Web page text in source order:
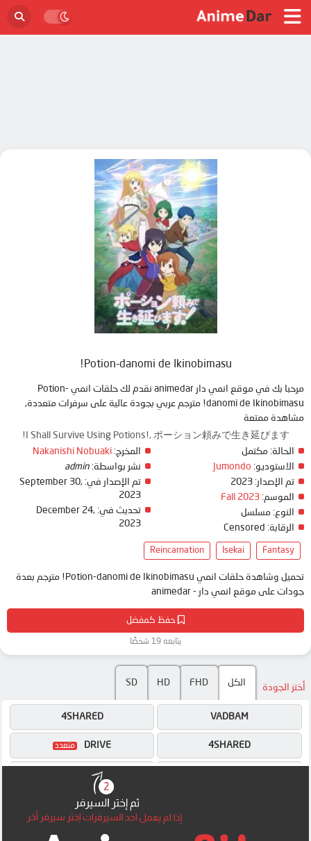
حفظ كمفضل
يتابعه 19 شخصًا
Potion-danomi de Ikinobimasu!
مرحبا بك في موقع انمي دار animedar نقدم لك حلقات انمي Potion-
danomi de Ikinobimasu! مترجم عربي بجودة عالية على سرفرات متعددة,
مشاهدة ممتعة
I Shall Survive Using Potions!, ポーション頼みで生き延びます!
الحالة: مكتمل
الاستوديو: Jumondo
تم الإصدار:
الموسم: Fall 2023
النوع: مسلسل
الرقابة:
المخرج: Nakanishi Nobuaki
نشر بواسطة: admin
تم الإصدار في: September 30,
2023
تحديث في: December 24,
2023
Fantasy
Isekai
Reincarnation
تحميل وشاهدة حلقات انمي Potion-danomi de Ikinobimasu! مترجم بعدة
جودات على موقع انمي دار - animedar
أختر الجودة الكل FHD
HD
SD
VADBAM
OK
OK
4SHARED
DRIVE 4SHARED